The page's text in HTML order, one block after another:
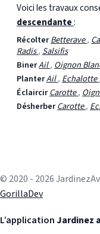
Voici les travaux
descendante:
RécolterBetterave,
Radis, Salsifis
BinerAil, Oignon
PlanterAil, Echalotte,
ÉclaircirCarotte,
DésherberCarotte,
© 2020 - 2026
GorillaDev
L’application Jardinez